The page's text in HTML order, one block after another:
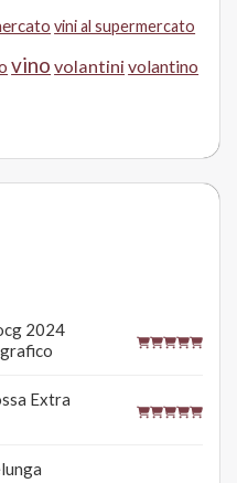
vini al supermercato
vino volantini volantino
2024
Extra